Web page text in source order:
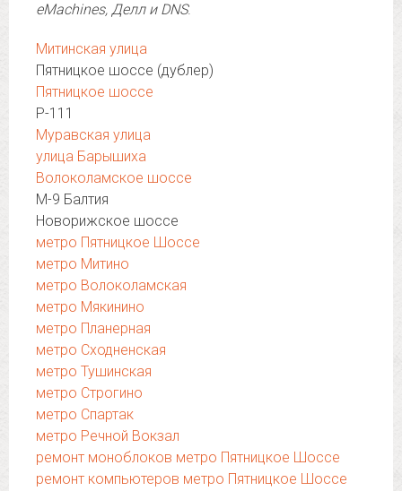
eMachines, Делл и DNS.
Митинская улица
Пятницкое шоссе (дублер)
Пятницкое шоссе
Р-111
Муравская улица
улица Барышиха
Волоколамское шоссе
М-9 Балтия
Новорижское шоссе
метро Пятницкое Шоссе
метро Митино
метро Волоколамская
метро Мякинино
метро Планерная
метро Сходненская
метро Тушинская
метро Строгино
метро Спартак
метро Речной Вокзал
ремонт моноблоков метро Пятницкое Шоссе
ремонт компьютеров метро Пятницкое Шоссе